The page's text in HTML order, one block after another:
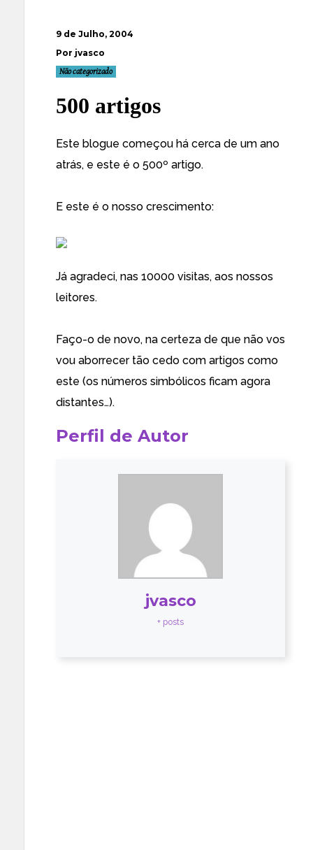
9 de Julho, 2004
Por jvasco
Não categorizado
500 artigos
Este blogue começou há cerca de um ano
atrás, e este é o 500º artigo.
E este é o nosso crescimento:
Já agradeci, nas 10000 visitas, aos nossos
leitores.
Faço-o de novo, na certeza de que não vos
vou aborrecer tão cedo com artigos como
este (os números simbólicos ficam agora
distantes…).
Perfil de Autor
jvasco
+ posts